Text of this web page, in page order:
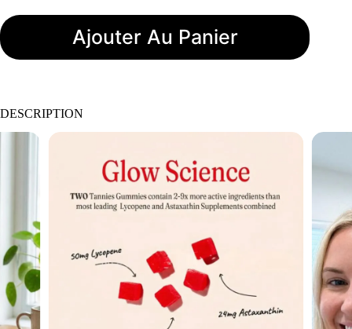
était :
est :
Ajouter Au Panier
DESCRIPTION